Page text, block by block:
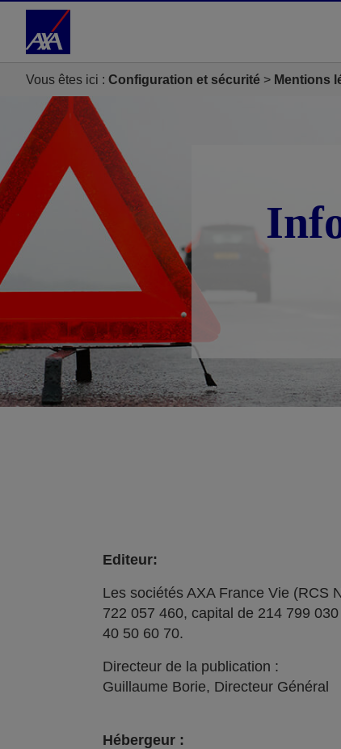
Accéder au Contenu
Vous êtes ici : Configuration et sécurité Mentions
Editeur:
Les sociétés AXA France Vie (RCS
722 057 460, capital de 214 799
40 50 60 70.
Directeur de la publication :
Guillaume Borie, Directeur Général
Hébergeur :